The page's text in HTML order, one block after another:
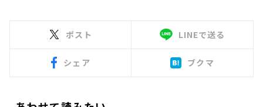
ポスト LINEで送る
シェア ブクマ